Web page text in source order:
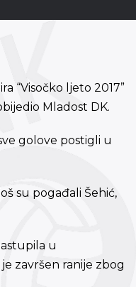
“Visočko ljeto 2017”
Mladost DK.
golove postigli u
su pogađali Šehić,
u
završen ranije zbog